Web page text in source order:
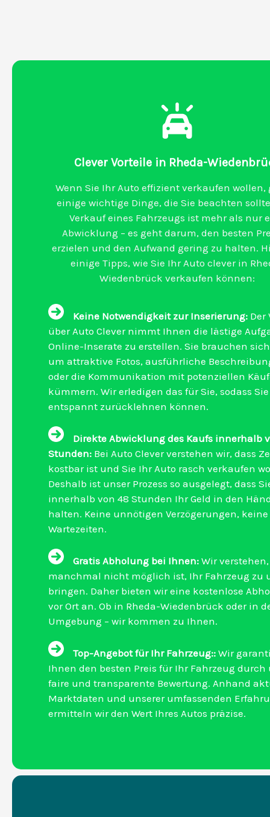
Clever Vorteile in Rheda-
Wenn Sie Ihr Auto effizient verkaufen wollen,
einige wichtige Dinge, die Sie beachten
Verkauf eines Fahrzeugs ist mehr als nur
Abwicklung – es geht darum, den besten
erzielen und den Aufwand gering zu halten.
einige Tipps, wie Sie Ihr Auto clever in
Wiedenbrück verkaufen können:
Keine Notwendigkeit zur Inserierung: Der
über Auto Clever nimmt Ihnen die lästige
Online-Inserate zu erstellen. Sie brauchen
um attraktive Fotos, ausführliche
oder die Kommunikation mit potenziellen
kümmern. Wir erledigen das für Sie, sodass Sie
entspannt zurücklehnen können.
Direkte Abwicklung des Kaufs innerhalb
Stunden: Bei Auto Clever verstehen wir, dass
kostbar ist und Sie Ihr Auto rasch verkaufen
Deshalb ist unser Prozess so ausgelegt, dass
innerhalb von 48 Stunden Ihr Geld in den
halten. Keine unnötigen Verzögerungen,
Wartezeiten.
Gratis Abholung bei Ihnen: Wir
manchmal nicht möglich ist, Ihr Fahrzeug zu
bringen. Daher bieten wir eine kostenlose
vor Ort an. Ob in Rheda-Wiedenbrück oder in
Umgebung – wir kommen zu Ihnen.
Top-Angebot für Ihr Fahrzeug:: Wir
Ihnen den besten Preis für Ihr Fahrzeug durch
faire und transparente Bewertung. Anhand
Marktdaten und unserer umfassenden
ermitteln wir den Wert Ihres Autos präzise.